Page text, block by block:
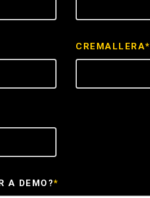
CREMALLERA*
A DEMO?*